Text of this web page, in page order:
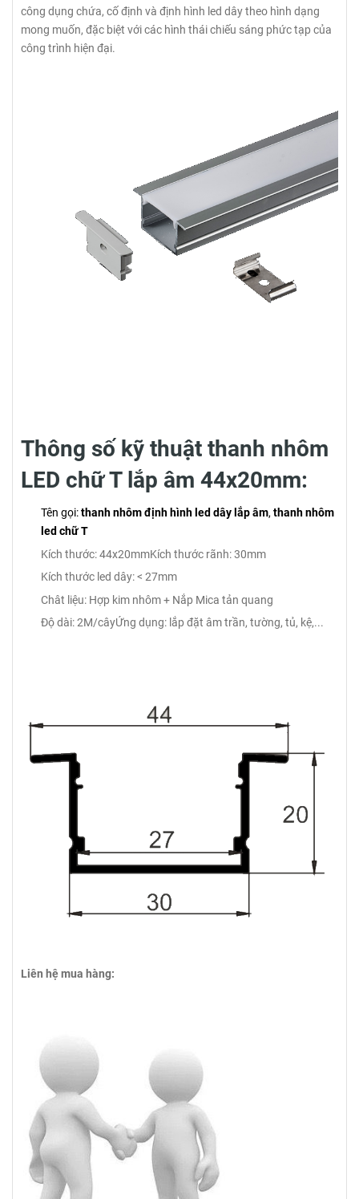
công dụng chứa, cố định và định hình led dây theo hình dạng
mong muốn, đặc biệt với các hình thái chiếu sáng phức tạp của
công trình hiện đại.
Thông số kỹ thuật thanh nhôm
LED chữ T lắp âm 44x20mm:
Tên gọi:thanh nhôm định hình led dây lắp âm, thanh nhôm
led chữ T
Kích thước: 44x20mmKích thước rãnh: 30mm
Kích thước led dây: < 27mm
Chât liệu: Hợp kim nhôm + Nắp Mica tản quang
Độ dài: 2M/câyỨng dụng: lắp đặt âm trần, tường, tủ, kệ,...
Liên hệ mua hàng: